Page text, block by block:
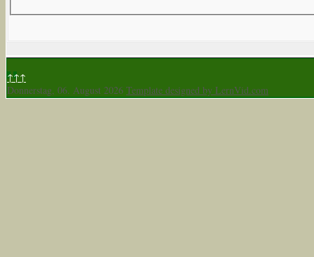
↑↑↑
Donnerstag, 06. August 2026 Template designed by LernVid.com